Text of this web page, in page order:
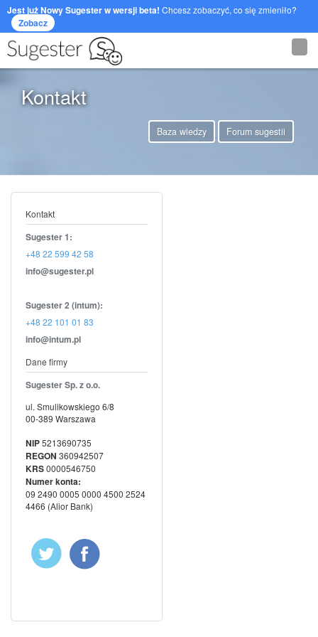
Jest już Nowy Sugester w wersji beta! Chcesz zobaczyć, co się zmieniło?
Zobacz
Kontakt
Forum sugestii
Baza wiedzy
Kontakt
Sugester 1:
+48 22 599 42 58
Sugester 2 (intum):
+48 22 101 01 83
Dane firmy
Sugester Sp. z o.o.
ul. Smulikowskiego 6/8
00-389 Warszawa
NIP5213690735
REGON 360942507
KRS0000546750
Numer konta:
09 2490 0005 0000 4500 2524
4466 (Alior Bank)